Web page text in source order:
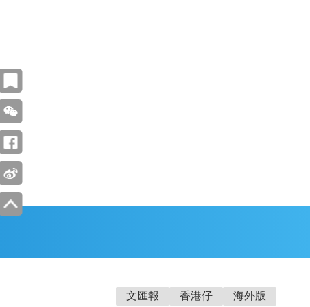
文匯報 香港仔 海外版